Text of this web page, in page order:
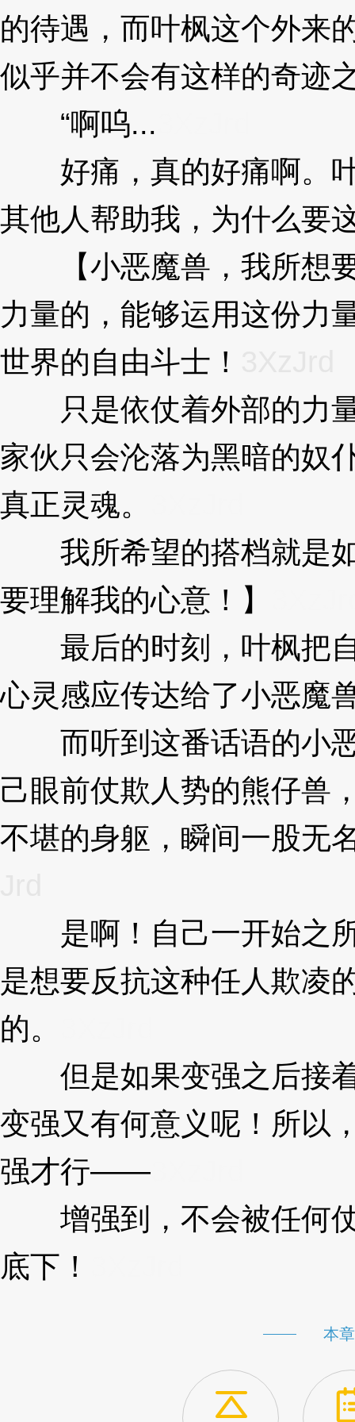
的待遇，而叶枫这个外来
似乎并不会有这样的奇迹
“啊呜...
好痛，真的好痛啊。叶
其他人帮助我，为什么要
【小恶魔兽，我所想要
力量的，能够运用这份力
世界的自由斗士！
只是依仗着外部的力量
家伙只会沦落为黑暗的奴
真正灵魂。
我所希望的搭档就是如
要理解我的心意！】
最后的时刻，叶枫把自
心灵感应传达给了小恶魔
而听到这番话语的小恶
己眼前仗欺人势的熊仔兽
不堪的身躯，瞬间一股无
是啊！自己一开始之所
是想要反抗这种任人欺凌
的。
但是如果变强之后接着
变强又有何意义呢！所以
强才行——
增强到，不会被任何仗
底下！
本